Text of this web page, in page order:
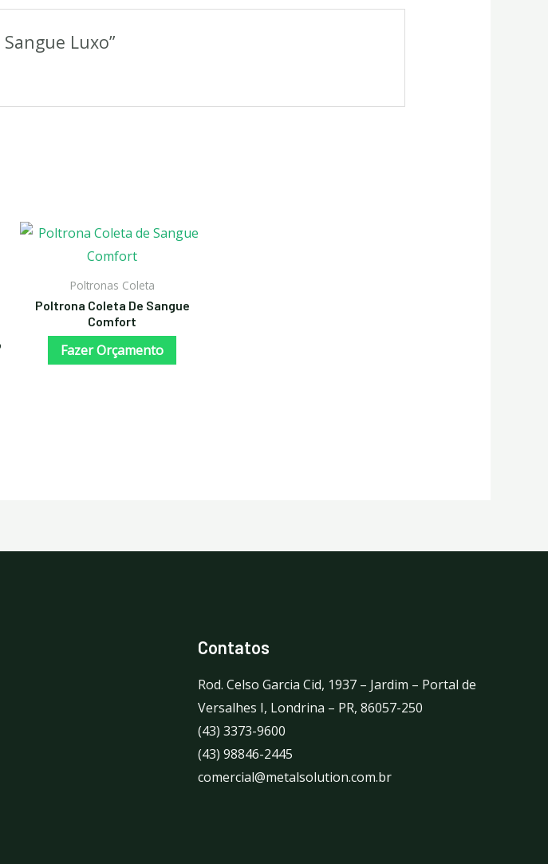
Luxo”
Poltronas Coleta
Poltrona Coleta De Sangue
Comfort
Fazer Orçamento
Contatos
Rod. Celso Garcia Cid, 1937 – Jardim – Portal de
Versalhes I, Londrina – PR, 86057-250
(43) 3373-9600
(43) 98846-2445
comercial@metalsolution.com.br